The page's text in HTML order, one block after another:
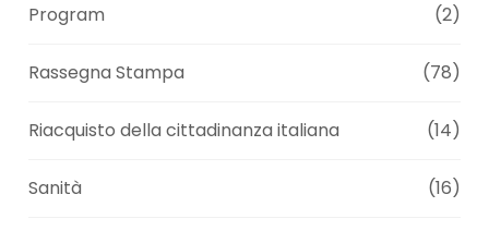
Program (2)
Rassegna Stampa (78)
Riacquisto della cittadinanza italiana (14)
Sanità (16)